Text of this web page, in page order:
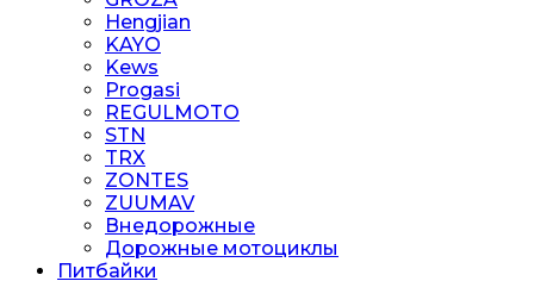
Hengjian
KAYO
Kews
Progasi
REGULMOTO
STN
TRX
ZONTES
ZUUMAV
Внедорожные
Дорожные мотоциклы
Питбайки